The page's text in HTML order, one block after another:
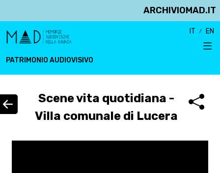
ARCHIVIOMAD.IT
PATRIMONIO AUDIOVISIVO
IT EN
Scene vita quotidiana -
Villa comunale di Lucera